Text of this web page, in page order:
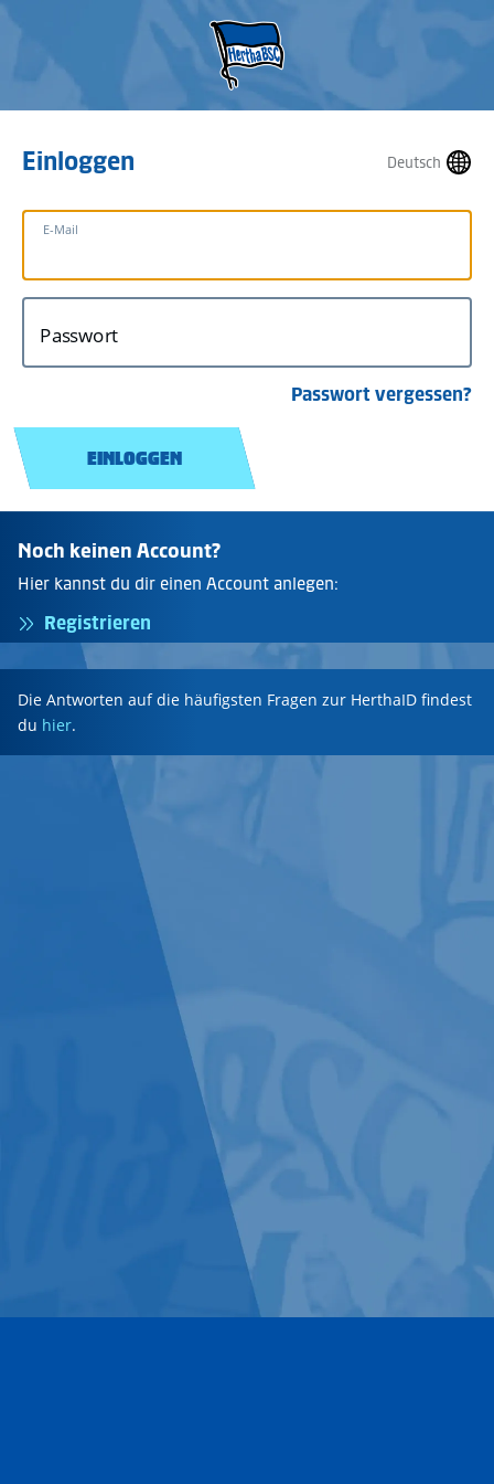
Deutsch
Einloggen
E-Mail
Passwort
Passwort vergessen?
EINLOGGEN
Noch keinen Account?
Hier kannst du dir einen Account anlegen:
Registrieren
Die Antworten auf die häufigsten Fragen zur HerthaID findest
du hier.